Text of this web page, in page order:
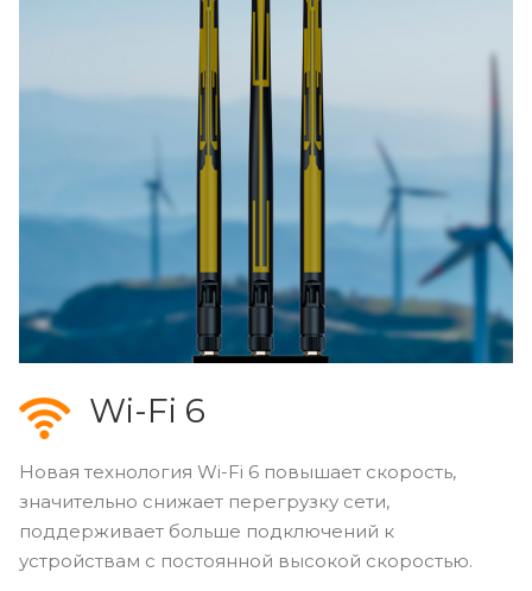
Wi-Fi 6
Новая технология Wi-Fi 6 повышает скорость,
значительно снижает перегрузку сети,
поддерживает больше подключений к
устройствам с постоянной высокой скоростью.